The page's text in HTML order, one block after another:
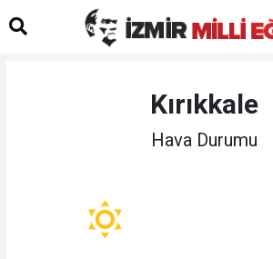
Kırıkkale
Hava Durumu